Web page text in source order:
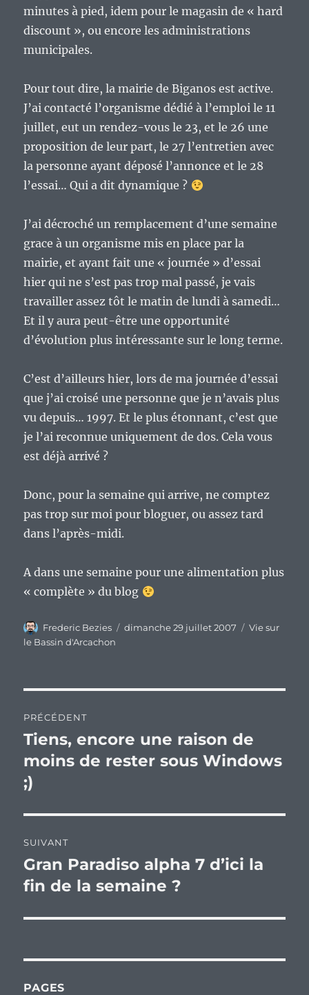
minutes à pied, idem pour le magasin de « hard
discount », ou encore les administrations
municipales.
Pour tout dire, la mairie de Biganos est active.
J’ai contacté l’organisme dédié à l’emploi le 11
juillet, eut un rendez-vous le 23, et le 26 une
proposition de leur part, le 27 l’entretien avec
la personne ayant déposé l’annonce et le 28
l’essai… Qui a dit dynamique ?
J’ai décroché un remplacement d’une semaine
grace à un organisme mis en place par la
mairie, et ayant fait une « journée » d’essai
hier qui ne s’est pas trop mal passé, je vais
travailler assez tôt le matin de lundi à samedi…
Et il y aura peut-être une opportunité
d’évolution plus intéressante sur le long terme.
C’est d’ailleurs hier, lors de ma journée d’essai
que j’ai croisé une personne que je n’avais plus
vu depuis… 1997. Et le plus étonnant, c’est que
je l’ai reconnue uniquement de dos. Cela vous
est déjà arrivé ?
Donc, pour la semaine qui arrive, ne comptez
pas trop sur moi pour bloguer, ou assez tard
dans l’après-midi.
A dans une semaine pour une alimentation plus
« complète » du blog
Auteur
Frederic Bezies
Publié
dimanche 29 juillet 2007 Catégories
Vie sur
le Bassin d'Arcachon
de
l’article
PRÉCÉDENT
Publication
précédente :
Tiens, encore une raison de
moins de rester sous Windows
;)
SUIVANT
Publication
suivante :
Gran Paradiso alpha 7 d’ici la
fin de la semaine ?
PAGES